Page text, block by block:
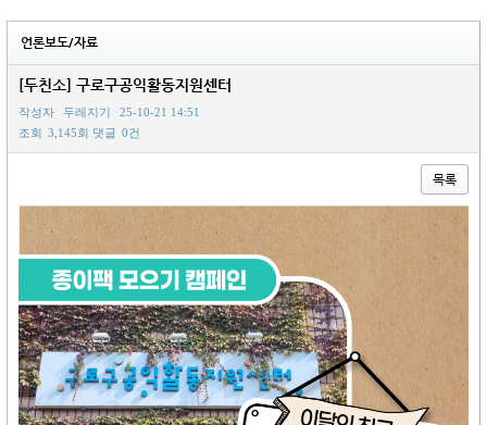
언론보도/자료
[두친소] 구로구공익활동지원센터
작성자 두레지기
25-10-21 14:51
조회 3,145회 댓글 0건
목록